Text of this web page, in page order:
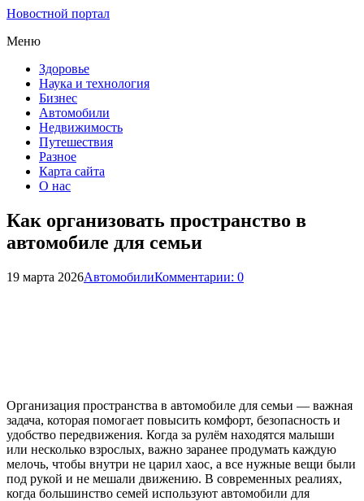
Новостной портал
Меню
Здоровье
Наука и технология
Бизнес
Автомобили
Недвижимость
Путешествия
Разное
Карта сайта
О нас
Как организовать пространство в
автомобиле для семьи
19 марта 2026АвтомобилиКомментарии: 0
Организация пространства в автомобиле для семьи — важная
задача, которая помогает повысить комфорт, безопасность и
удобство передвижения. Когда за рулём находятся малыши
или несколько взрослых, важно заранее продумать каждую
мелочь, чтобы внутри не царил хаос, а все нужные вещи были
под рукой и не мешали движению. В современных реалиях,
когда большинство семей используют автомобили для